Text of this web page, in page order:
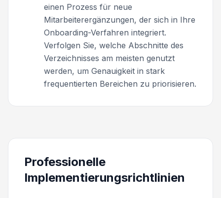
einen Prozess für neue
Mitarbeiterergänzungen, der sich in Ihre
Onboarding-Verfahren integriert.
Verfolgen Sie, welche Abschnitte des
Verzeichnisses am meisten genutzt
werden, um Genauigkeit in stark
frequentierten Bereichen zu priorisieren.
Professionelle
Implementierungsrichtlinien